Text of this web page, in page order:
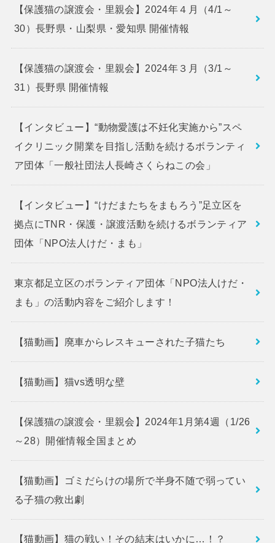
【保護猫の譲渡会・里親会】2024年４月（4/1～
30）長野県・山梨県・愛知県 開催情報
【保護猫の譲渡会・里親会】2024年３月（3/1～
31）長野県 開催情報
【インタビュー】“動物愛護は不妊化実施から”スペ
イクリニック開業を目指し活動を続けるボランティ
ア団体「一般社団法人長崎さくらねこの会」
【インタビュー】“けだまたちをまもろう”足立区を
拠点にTNR・保護・譲渡活動を続けるボランティア
団体「NPO法人けだ・まも」
東京都足立区のボランティア団体「NPO法人けだ・
まも」の活動内容をご紹介します！
【猫動画】廃車からレスキューされた子猫たち
【猫動画】猫vs透明な壁
【保護猫の譲渡会・里親会】2024年1月第4週（1/26
～28）開催情報全国まとめ
【猫動画】ゴミだらけの場所で半身不随で弱ってい
る子猫の救出劇
【猫動画】猫の戦い！その結末はいかに…！？